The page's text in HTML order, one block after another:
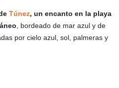
Túnez, un encanto en la playa
, bordeado de mar azul y de
por cielo azul, sol, palmeras y